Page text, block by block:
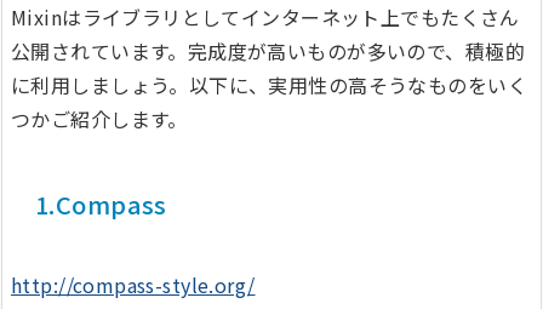
Mixinはライブラリとしてインターネット上でもたくさん
公開されています。完成度が高いものが多いので、積極的
に利用しましょう。以下に、実用性の高そうなものをいく
つかご紹介します。
1.Compass
http://compass-style.org/